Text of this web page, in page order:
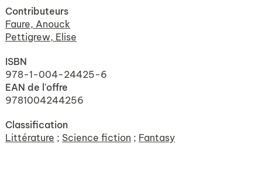
Contributeurs
Faure, Anouck
Pettigrew, Elise
ISBN
978-1-004-24425-6
EAN de l'offre
9781004244256
Classification
Littérature ; Science fiction ; Fantasy